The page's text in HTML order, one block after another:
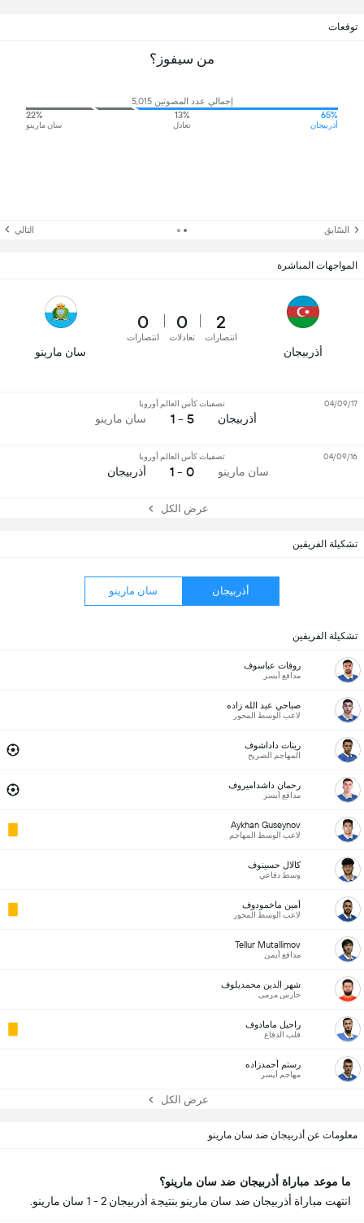
تشكيلة الفريقين
أذربيجان سان مارينو
تشكيلة الفريقين
روفات عباسوف
مدافع أيسر
صباحي عبد الله زاده
لاعب الوسط المحور
رينات داداشوف
المهاجم الصريح
رحمان داشداميروف
مدافع أيسر
Aykhan Guseynov
لاعب الوسط المهاجم
كالال حسينوف
وسط دفاعي
أمين ماخمودوف
لاعب الوسط المحور
Tellur Mutallimov
مدافع أيمن
شهر الدين محمديلوف
حارس مرمى
راحيل مامادوف
قلب الدفاع
رستم أحمدزاده
مهاجم أيسر
عرض الكل
توقعات
من سيفوز؟
إجمالي عدد المصوتين 5,015
65%
أذربيجان
13%
تعادل
22%
سان مارينو
السّابق التالي
المواجهات المباشرة
أذربيجان
2
انتصارات
0
تعادلات
0
انتصارات
سان مارينو
أذربيجان
تصفيات كأس العالم أوروبا
5 - 1 سان مارينو
04/09/17
سان مارينو
تصفيات كأس العالم أوروبا
0 - 1 أذربيجان
04/09/16
عرض الكل
معلومات عن أذربيجان ضد سان مارينو
ما موعد مباراة أذربيجان ضد سان مارينو؟
انتهت مباراة أذربيجان ضد سان مارينو بنتيجة أذربيجان 2 - 1 سان مارينو.